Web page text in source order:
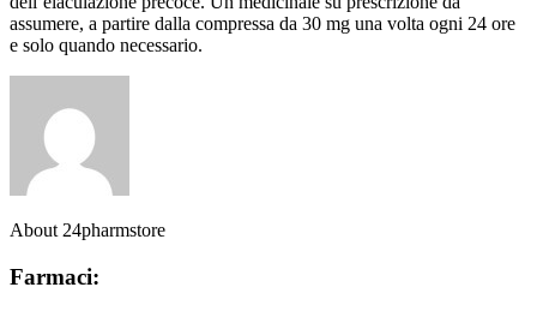
assumere, a partire dalla compressa da 30 mg una volta ogni 24 ore
e solo quando necessario.
About 24pharmstore
Farmaci: